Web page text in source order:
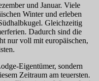
und Januar. Viele
Winter und erleben
Gleichzeitig
Dadurch sind die
nur voll mit europäischen,
Eigentümer, sondern
Zeitraum am teuersten.